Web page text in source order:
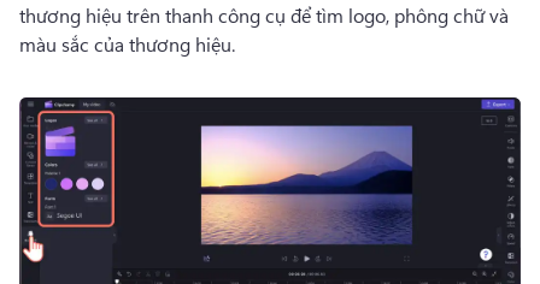
thương hiệu trên thanh công cụ để tìm logo, phông chữ và
màu sắc của thương hiệu.